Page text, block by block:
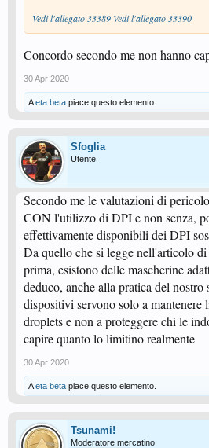
Vedi l'allegato 33389 Vedi l'allegato 33390
Concordo secondo me non hanno
30 Apr 2020
Aeta beta piace questo elemento.
Sfoglia
Utente
Secondo me le valutazioni di
CON l'utilizzo di DPI e non senza,
effettivamente disponibili dei DPI
Da quello che si legge nell'articolo
prima, esistono delle mascherine
deduco, anche alla pratica del nostro
dispositivi servono solo a
droplets e non a proteggere chi le
capire quanto lo limitino realmente
30 Apr 2020
Aeta beta piace questo elemento.
Tsunami!
Moderatore mercatino